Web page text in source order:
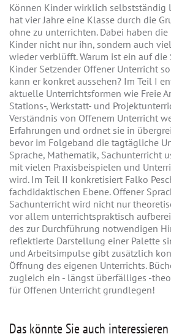
Können Kinder wirklich selbstständig
hat vier Jahre eine Klasse durch die
ohne zu unterrichten. Dabei haben
Kinder nicht nur ihn, sondern auch
wieder verblüfft. Warum ist ein auf
Kinder Setzender Offener Unterricht
kann er konkret aussehen? Im Teil I
aktuelle Unterrichtsformen wie Freie
Stations-, Werkstatt- und
Verständnis von Offenem Unterricht
Erfahrungen und ordnet sie in
bevor im Folgeband die tagtägliche
Sprache, Mathematik, Sachunterricht
mit vielen Praxisbeispielen und
wird. Im Teil II konkretisiert Falko
fachdidaktischen Ebene. Offener
Sachunterricht wird nicht nur
vor allem unterrichtspraktisch
des zur Durchführung notwendigen
reflektierte Darstellung einer Palette
und Arbeitsimpulse gibt zusätzlich
Öffnung des eigenen Unterrichts.
zugleich ein - längst überfälliges -
für Offenen Unterricht grundlegen!
Das könnte Sie auch interessieren